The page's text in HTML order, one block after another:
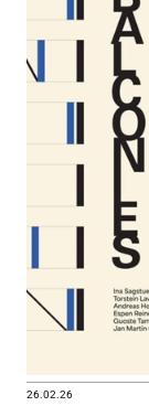
26.02.26